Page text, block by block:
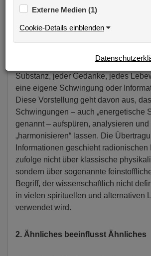
Darstellung.
Ein zentrales Prinzip der Radionik
Substanz, jeder Gedanke, jedes
eine eigene Schwingung oder
Diese Vorstellung geht davon aus,
Schwingungen – auch „energetische
genannt – aufspüren, analysieren
„harmonisieren“ lassen. Die
Informationen geschieht radionischen
zufolge nicht über klassische
sondern über sogenannte
Begriff, der wissenschaftlich nicht
in vielen spirituellen und alternativen
verwendet wird.
2. Ähnliches beeinflusst Ähnliches
Externe Medien (1)
Cookie-Details einblenden